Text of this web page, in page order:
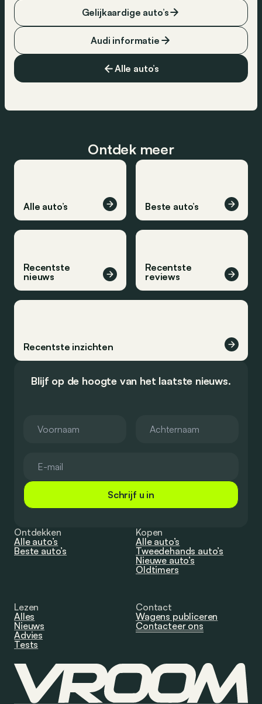
Alle auto’s
Audi informatie
Gelijkaardige auto’s
Ontdek meer
Alle auto’s Beste auto’s
Recentste
nieuws
Recentste
reviews
Recentste inzichten
Blijf op de hoogte van het laatste nieuws.
Schrijf u in
Ontdekken
Alle auto’s
Beste auto’s
Kopen
Alle auto’s
Tweedehands auto’s
Nieuwe auto’s
Oldtimers
Lezen
Alles
Nieuws
Advies
Tests
Contact
Wagens publiceren
Contacteer ons